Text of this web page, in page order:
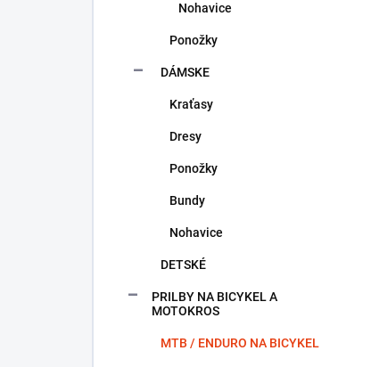
Nohavice
Ponožky
DÁMSKE
Kraťasy
Dresy
Ponožky
Bundy
Nohavice
DETSKÉ
PRILBY NA BICYKEL A
MOTOKROS
MTB / ENDURO NA BICYKEL